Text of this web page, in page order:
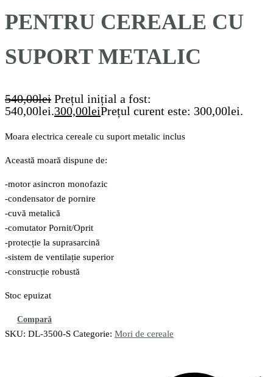
PENTRU CEREALE CU
SUPORT METALIC
540,00lei Prețul inițial a fost:
540,00lei.300,00leiPrețul curent este: 300,00lei.
Moara electrica cereale cu suport metalic inclus
Această moară dispune de:
-motor asincron monofazic
-condensator de pornire
-cuvă metalică
-comutator Pornit/Oprit
-protecție la suprasarcină
-sistem de ventilație superior
-construcție robustă
Stoc epuizat
Compară
SKU: DL-3500-S Categorie: Mori de cereale